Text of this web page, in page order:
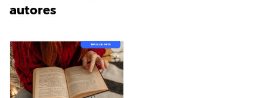
autores